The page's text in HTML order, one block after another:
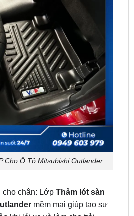
Cho Ô Tô Mitsubishi Outlander
cho chân: LớpThảm lót sàn
khi lái xe và làm cho trải
dễ chịu hơn.